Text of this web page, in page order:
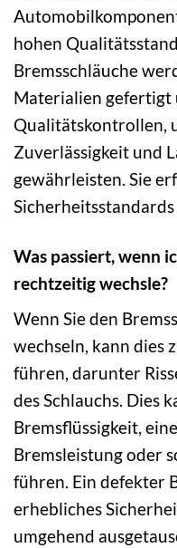
hohen
Bremsschläuche
Materialien gefertigt
Qualitätskontrollen,
Zuverlässigkeit und
gewährleisten. Sie
Was passiert, wenn
rechtzeitig wechsle?
Wenn Sie den
wechseln, kann dies
führen, darunter
des Schlauchs. Dies
Bremsflüssigkeit,
Bremsleistung oder
führen. Ein defekter
erhebliches
umgehend